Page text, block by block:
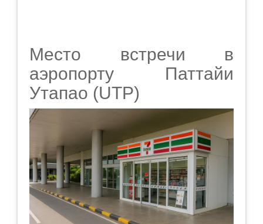
Место встречи в
аэропорту Паттайи
Утапао (UTP)